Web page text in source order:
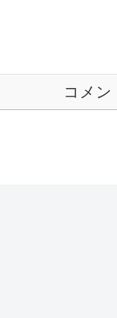
コメン